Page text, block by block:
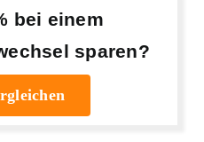
bei einem
sparen?